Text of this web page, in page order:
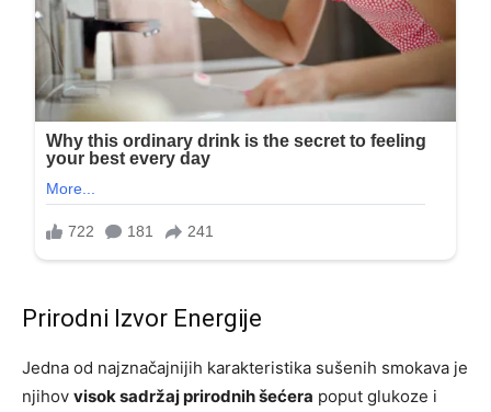
Prirodni Izvor Energije
Jedna od najznačajnijih karakteristika sušenih smokava je
njihov visok sadržaj prirodnih šećera poput glukoze i